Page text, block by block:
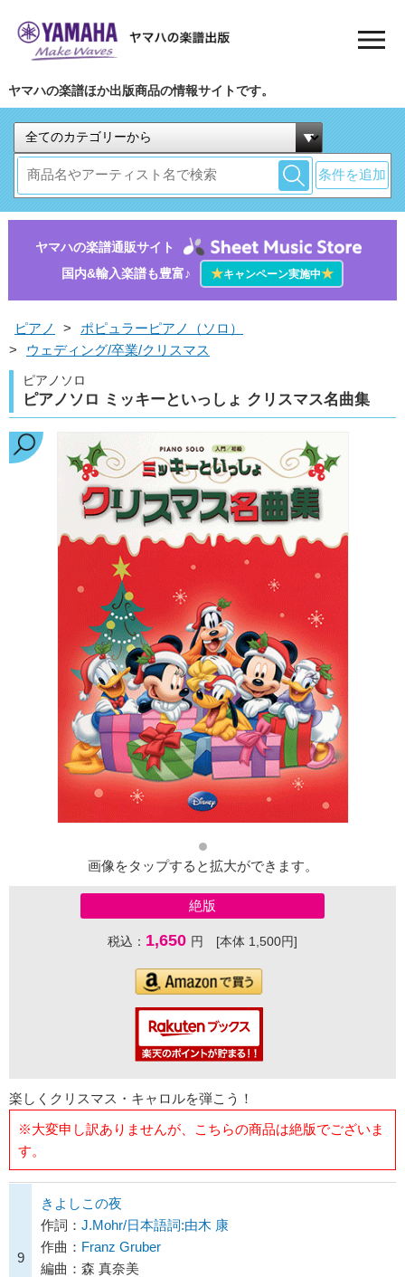
ヤマハの楽譜ほか出版商品の情報サイトです。
条件を追加
ヤマハの楽譜通販サイト
国内&輸入楽譜も豊富♪
★キャンペーン実施中★
ピアノ >
ポピュラーピアノ（ソロ）
>
ウェディング/卒業/クリスマス
ピアノソロ
ピアノソロ ミッキーといっしょ クリスマス名曲集
画像をタップすると拡大ができます。
絶版
税込： 1,650 円 [本体 1,500円]
楽しくクリスマス・キャロルを弾こう！
※大変申し訳ありませんが、こちらの商品は絶版でございま
す。
9
きよしこの夜
作詞： J.Mohr/日本語詞:由木 康
作曲： Franz Gruber
編曲：森 真奈美